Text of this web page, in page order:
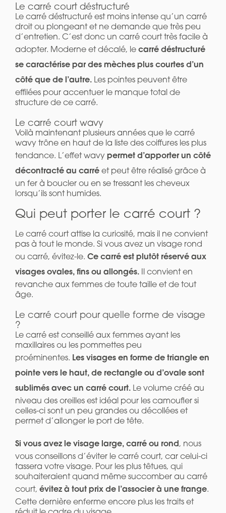
Le carré court déstructuré
Le carré déstructuré est moins intense qu’un carré
droit ou plongeant et ne demande que très peu
d’entretien. C’est donc un carré court très facile à
adopter. Moderne et décalé, le carré déstructuré
se caractérise par des mèches plus courtes d’un
côté que de l’autre. Les pointes peuvent être
effilées pour accentuer le manque total de
structure de ce carré.
Le carré court wavy
Voilà maintenant plusieurs années que le carré
wavy trône en haut de la liste des coiffures les plus
tendance. L’effet wavy permet d’apporter un côté
décontracté au carré et peut être réalisé grâce à
un fer à boucler ou en se tressant les cheveux
lorsqu’ils sont humides.
Qui peut porter le carré court ?
Le carré court attise la curiosité, mais il ne convient
pas à tout le monde. Si vous avez un visage rond
ou carré, évitez-le. Ce carré est plutôt réservé aux
visages ovales, fins ou allongés. Il convient en
revanche aux femmes de toute taille et de tout
âge.
Le carré court pour quelle forme de visage
?
Le carré est conseillé aux femmes ayant les
maxillaires ou les pommettes peu
proéminentes. Les visages en forme de triangle en
pointe vers le haut, de rectangle ou d’ovale sont
sublimés avec un carré court. Le volume créé au
niveau des oreilles est idéal pour les camoufler si
celles-ci sont un peu grandes ou décollées et
permet d’allonger le port de tête.
Si vous avez le visage large, carré ou rond, nous
vous conseillons d’éviter le carré court, car celui-ci
tassera votre visage. Pour les plus têtues, qui
souhaiteraient quand même succomber au carré
court, évitez à tout prix de l’associer à une frange.
Cette dernière enferme encore plus les traits et